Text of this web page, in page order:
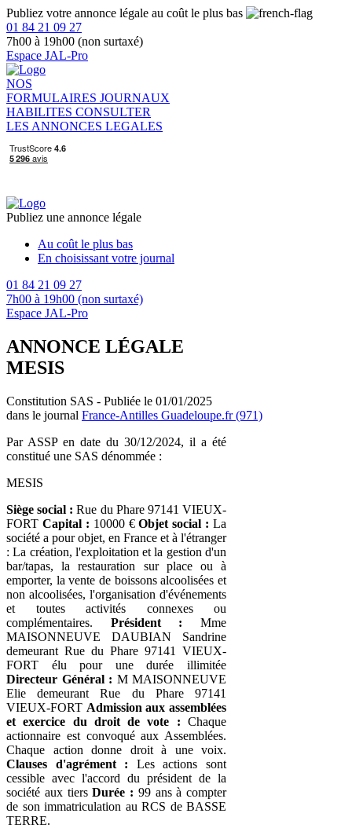
Publiez votre annonce légale au coût le plus bas
01 84 21 09 27
7h00 à 19h00 (non surtaxé)
Espace JAL-Pro
NOS
FORMULAIRES JOURNAUX
HABILITES CONSULTER
LES ANNONCES LEGALES
Publiez une annonce légale
Au coût le plus bas
En choisissant votre journal
01 84 21 09 27
7h00 à 19h00 (non surtaxé)
Espace JAL-Pro
ANNONCE LÉGALE
MESIS
Constitution SAS - Publiée le 01/01/2025
dans le journal France-Antilles Guadeloupe.fr (971)
Par ASSP en date du 30/12/2024, il a été
constitué une SAS dénommée :
MESIS
Siège social : Rue du Phare 97141 VIEUX-
FORT Capital : 10000 €Objet social : La
société a pour objet, en France et à l'étranger
: La création, l'exploitation et la gestion d'un
bar/tapas, la restauration sur place ou à
emporter, la vente de boissons alcoolisées et
non alcoolisées, l'organisation d'événements
et toutes activités connexes ou
complémentaires. Président : Mme
MAISONNEUVE DAUBIAN Sandrine
demeurant Rue du Phare 97141 VIEUX-
FORT élu pour une durée illimitée
Directeur Général : M MAISONNEUVE
Elie demeurant Rue du Phare 97141
VIEUX-FORT Admission aux assemblées
et exercice du droit de vote : Chaque
actionnaire est convoqué aux Assemblées.
Chaque action donne droit à une voix.
Clauses d'agrément : Les actions sont
cessible avec l'accord du président de la
société aux tiersDurée : 99 ans à compter
de son immatriculation au RCS de BASSE
TERRE.